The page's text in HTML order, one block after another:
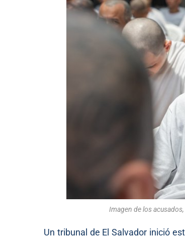
Imagen de los
Un tribunal de El Salvador inició